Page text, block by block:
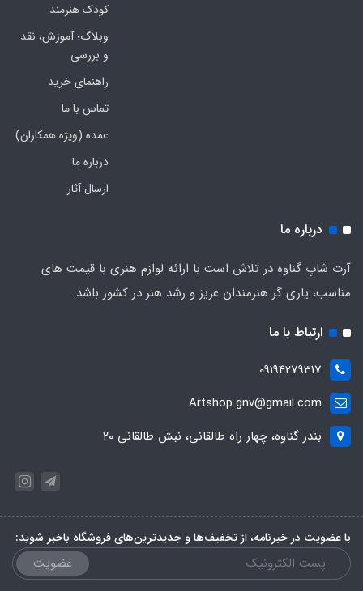
کودک هنرمند
وبلاگ؛ آموزش، نقد
و بررسی
راهنمای خرید
تماس با ما
عمده (ویژه همکاران)
درباره ما
ارسال آثار
درباره ما
آرت شاپ گناوه در تلاش است با ارائه لوازم هنری با قیمت های
مناسب، یاری گر هنرمندان عزیز و رشد هنر در کشور باشد.
ارتباط با ما
09194279317
Artshop.gnv@gmail.com
بندر گناوه، چهار راه طالقانی، نبش طالقانی ۲۰
با عضویت در خبرنامه، از تخفیف‌ها و جدیدترین‌های فروشگاه باخبر شوید:
عضویت